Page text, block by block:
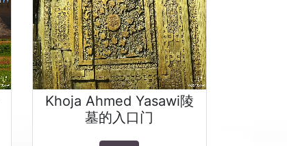
Khoja Ahmed Yasawi陵
墓的入口门